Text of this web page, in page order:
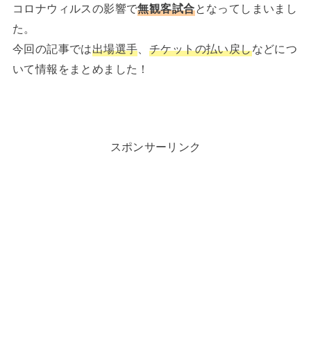
コロナウィルスの影響で無観客試合となってしまいまし
た。
今回の記事では出場選手、 チケットの払い戻しなどにつ
いて情報をまとめました！
スポンサーリンク